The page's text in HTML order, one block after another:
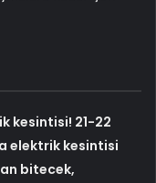
kesintisi! 21-22
elektrik kesintisi
bitecek,